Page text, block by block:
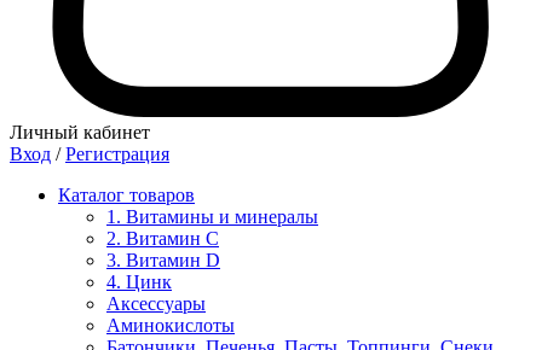
Личный кабинет
Вход / Регистрация
Каталог товаров
1. Витамины и минералы
2. Витамин С
3. Витамин D
4. Цинк
Аксессуары
Аминокислоты